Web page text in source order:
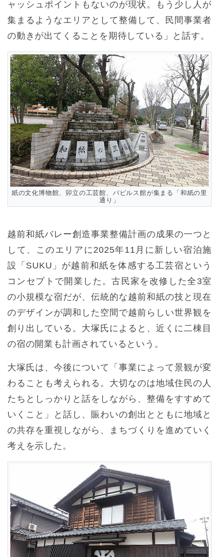
ャッシュポイントもないのが現状。もう少し人が
集まるようなエリアとして整備して、民間事業者
の動きが出てくることを期待している」と話す。
紙の文化博物館、卯立の工芸館、パピルス館が集まる「和紙の里
通り」
越前和紙バレー創造事業整備計画の成果の一つと
して、このエリアに2025年11月に新しい宿泊施
設「SUKU」が越前和紙を体感する工芸宿という
コンセプトで開業した。古民家を改修した全3室
の小規模な宿だが、伝統的な越前和紙の技と現在
のデザインが調和した空間で越前らしい世界観を
創り出している。大塚氏によると、近くに二棟目
の宿の開業も計画されているという。
大塚氏は、今後について「事業によって景観が変
わることも考えられる。大切なのは地域住民の人
たちとしっかりと話をしながら、整備をすすめて
いくこと」と話し、賑わいの創出とともに地域と
の共存を重視しながら、まちづくりを進めていく
考えを示した。